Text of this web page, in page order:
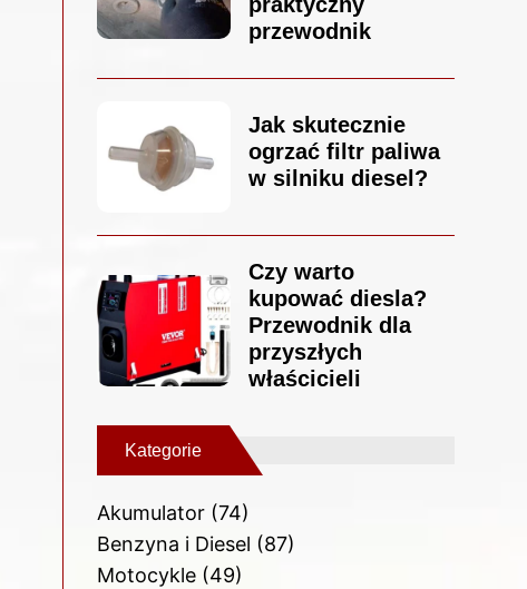
praktyczny
przewodnik
Jak skutecznie
ogrzać filtr paliwa
w silniku diesel?
Czy warto
kupować diesla?
Przewodnik dla
przyszłych
właścicieli
Kategorie
Akumulator(74)
Benzyna i Diesel (87)
Motocykle(49)